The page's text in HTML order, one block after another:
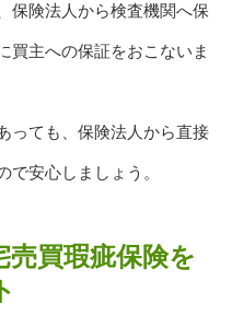
保険法人から検査機関へ保
買主への保証をおこないま
っても、保険法人から直接
で安心しましょう。
売買瑕疵保険を